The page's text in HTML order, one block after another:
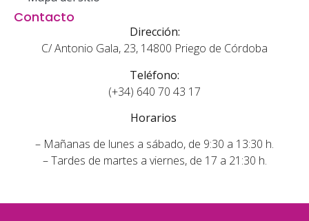
Contacto
Dirección:
C/ Antonio Gala, 23, 14800 Priego de Córdoba
Teléfono:
(+34) 640 70 43 17
Horarios
– Mañanas de lunes a sábado, de 9:30 a 13:30 h.
– Tardes de martes a viernes, de 17 a 21:30 h.